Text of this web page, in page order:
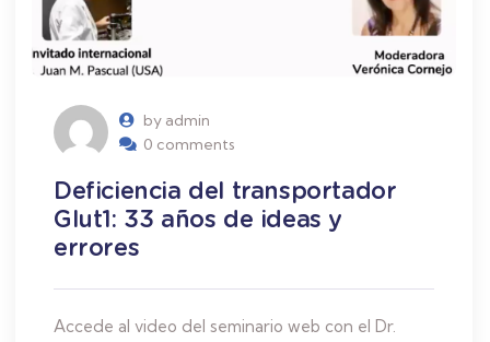
by admin
0 comments
Deficiencia del transportador
Glut1: 33 años de ideas y
errores
Accede al video del seminario web con el Dr.